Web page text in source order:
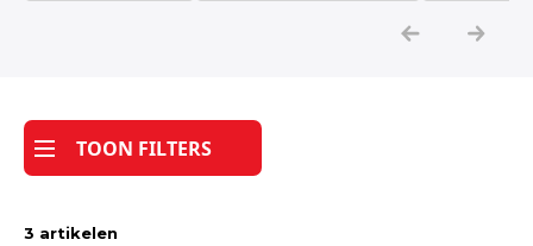
Tijdpakker stof
TOON FILTERS
3 artikelen